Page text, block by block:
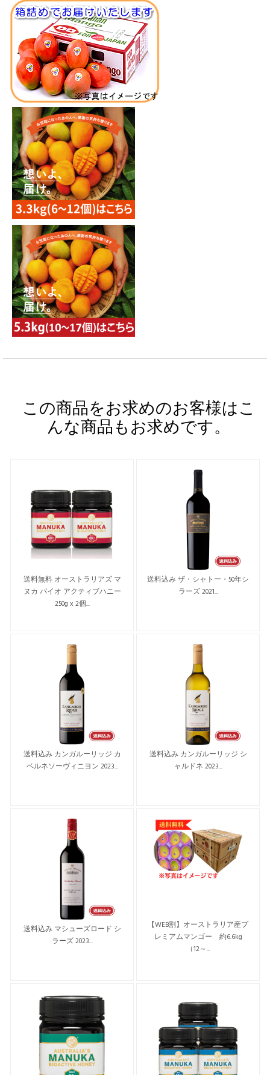
この商品をお求めのお客様はこ
んな商品もお求めです。
送料無料 オーストラリアズ マ
ヌカ バイオ アクティブハニー
250g x 2個...
送料込み ザ・シャトー・50年シ
ラーズ 2021...
送料込み カンガルーリッジ カ
ベルネソーヴィニヨン 2023...
送料込み カンガルーリッジ シ
ャルドネ 2023...
送料込み マシューズロード シ
ラーズ 2023...
【WEB割】オーストラリア産プ
レミアムマンゴー 約6.6kg
（12～...